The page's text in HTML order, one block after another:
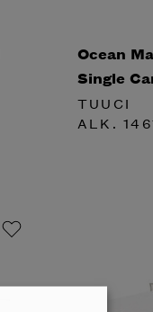
Ocean
Single
TUUCI
ALK.